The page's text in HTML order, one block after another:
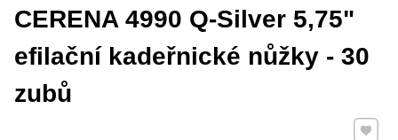
CERENA 4990 Q-Silver 5,75"
efilační kadeřnické nůžky - 30
zubů
Přidat